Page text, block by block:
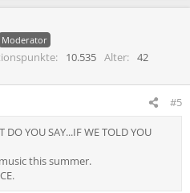
Moderator
10.535 Alter
42
#5
DO YOU SAY...IF WE TOLD YOU
this summer.